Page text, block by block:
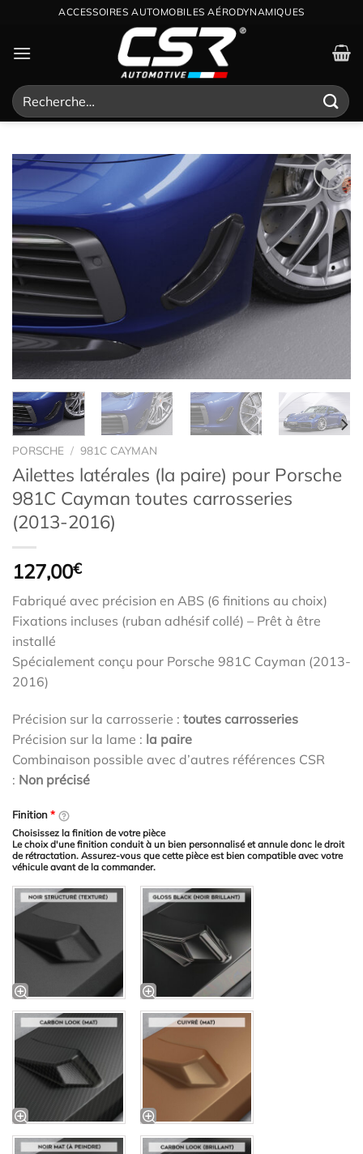
contenu
ACCESSOIRES AUTOMOBILES AÉRODYNAMIQUES
Recherche
pour :
Ajouter
à la
wishlist
PORSCHE / 981C CAYMAN
Ailettes latérales (la paire) pour Porsche
981C Cayman toutes carrosseries
(2013-2016)
127,00€
Fabriqué avec précision en ABS (6 finitions au choix)
Fixations incluses (ruban adhésif collé) – Prêt à être
installé
Spécialement conçu pour Porsche 981C Cayman (2013-
2016)
Précision sur la carrosserie : toutes carrosseries
Précision sur la lame : la paire
Combinaison possible avec d’autres références CSR
: Non précisé
Finition*
Choisissez la finition de votre pièce
Le choix d'une finition conduit à un bien personnalisé et annule donc le droit
de rétractation. Assurez-vous que cette pièce est bien compatible avec votre
véhicule avant de la commander.